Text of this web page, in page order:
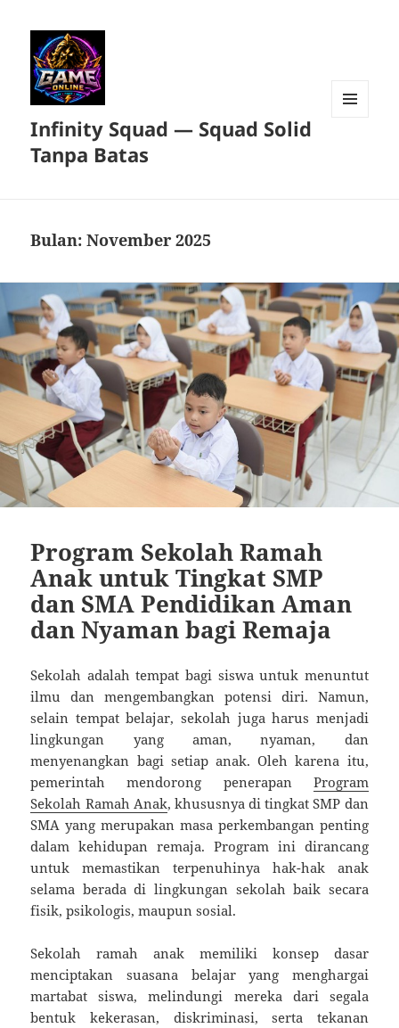
Infinity Squad — Squad Solid
Tanpa Batas
Bulan:November 2025
Program Sekolah Ramah
Anak untuk Tingkat SMP
dan SMA Pendidikan Aman
dan Nyaman bagi Remaja
Sekolah adalah tempat bagi siswa untuk menuntut
ilmu dan mengembangkan potensi diri. Namun,
selain tempat belajar, sekolah juga harus menjadi
lingkungan yang aman, nyaman, dan
menyenangkan bagi setiap anak. Oleh karena itu,
pemerintah mendorong penerapan Program
Sekolah Ramah Anak, khususnya di tingkat SMP dan
SMA yang merupakan masa perkembangan penting
dalam kehidupan remaja. Program ini dirancang
untuk memastikan terpenuhinya hak-hak anak
selama berada di lingkungan sekolah baik secara
fisik, psikologis, maupun sosial.
Sekolah ramah anak memiliki konsep dasar
menciptakan suasana belajar yang menghargai
martabat siswa, melindungi mereka dari segala
bentuk kekerasan, diskriminasi, serta tekanan